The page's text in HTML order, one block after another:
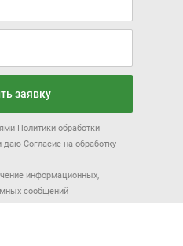
заявку
Политики обработки
даю Согласие на обработку
информационных,
сообщений